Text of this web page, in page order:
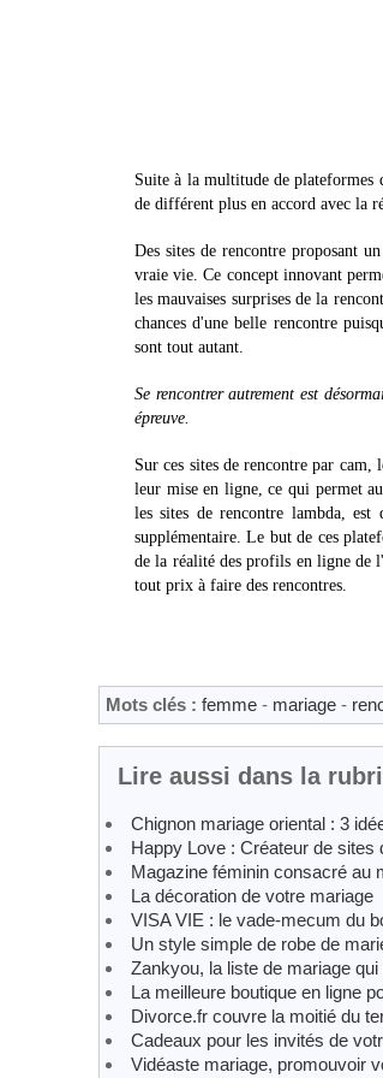
Suite à la multitude de plateformes
de différent plus en accord avec la
Des sites de rencontre proposant
vraie vie. Ce concept innovant
les mauvaises surprises de la
chances d'une belle rencontre
sont tout autant.
Se rencontrer autrement est
épreuve.
Sur ces sites de rencontre par
leur mise en ligne, ce qui permet
les sites de rencontre lambda,
supplémentaire. Le but de ces
de la réalité des profils en ligne de
tout prix à faire des rencontres.
Mots clés : femme - mariage -
Lire aussi dans la
Chignon mariage oriental : 3
Happy Love : Créateur de sites
Magazine féminin consacré au
La décoration de votre mariage
VISA VIE : le vade-mecum du
Un style simple de robe de
Zankyou, la liste de mariage
La meilleure boutique en ligne
Divorce.fr couvre la moitié du
Cadeaux pour les invités de
Vidéaste mariage, promouvoir